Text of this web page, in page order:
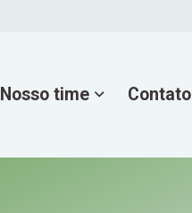
Nosso time Contato